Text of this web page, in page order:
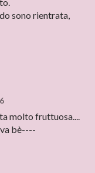
sono rientrata,
molto fruttuosa....
bè----